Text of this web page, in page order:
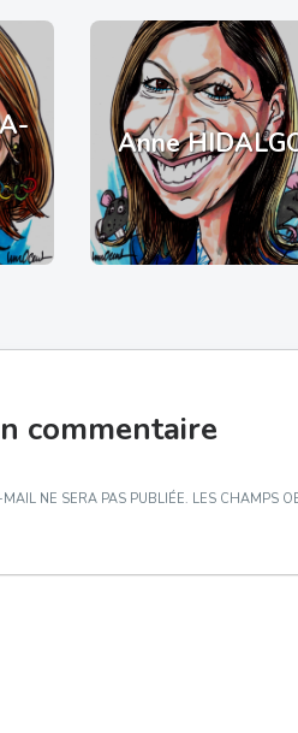
Anne
commentaire
NE SERA PAS PUBLIÉE. LES CHAMPS